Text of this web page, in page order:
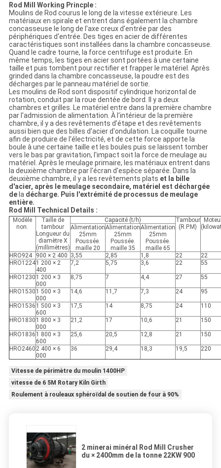
Rod Mill Working Princple :
Moulins de Rod courus le long de la vitesse extérieure. Les
matériaux en spirale et entrent dans également la chambre
concasseuse le long de l'axe creux d'entrée par des
périphériques d'entrée. Des tiges en acier de différentes
caractéristiques sont installées dans la chambre concasseuse.
Quand le cadre tourne, la force centrifuge est produite. En
même temps, les tiges en acier sont portées à une certaine
taille et puis tombent pour rectifier et frapper le matériel. Après
grinded dans la chambre concasseuse, la poudre est des
décharges par le panneau matériel de sortie.
Les moulins de Rod sont dispositif cylindrique horizontal de
rotation, conduit par la roue dentée de bord. Il y a deux
chambres et grilles. Le matériel entre dans la première chambre
par l'admission de alimentation. À l'intérieur de la première
chambre, il y a des revêtements d'étape et des revêtements
aussi bien que des billes d'acier d'ondulation. La coquille tourne
afin de produire de l'électricité, et de cette force apporte la
boule à une certaine taille et les boules puis se laissent tomber
vers le bas par gravitation, l'impact soit la force de meulage au
matériel. Après le meulage primaire, les matériaux entrent dans
la deuxième chambre par l'écran d'espèce séparée. Dans la
deuxième chambre, il y a les revêtements plats et la bille
d'acier, après le meulage secondaire, matériel est déchargée
dela décharge. Puis l'extrémité de processus de meulage
entière.
Rod Mill Technical Details :
Modèle
non.
Taille de
tambour
Longueur du
diamètre X
(millimètres)
Capacité (t/h)
Tambour
(R.P.M)
Alimentation
25mm
Poussée.
maille 20
Alimentation
25mm
Poussée.
maille 35
Alimentation
25mm
Poussée.
maille 65
HRO924
900 × 2 400 3,55 2,85 1,8 22
22
HRO12241 200 × 2
400
7,2 5,75 3,6 22 55
HRO1230 1 200 × 3
000
8,75 7 4,4 27 55
HRO1530 1 500 × 3
000
14,6 11,7 7,3 24 95
HRO1536 1 500 × 3
600
17,5 14 8,75 24 110
HRO1830 1 800 × 3
000
21,2 17 10,6 21 150
HRO1836 1 800 × 3
600
25,6 20,5 12,8 21 150
HRO2460 2 400 × 6
000
36 29,4 18,3 19,5 220
Vitesse de périmètre du moulin 1400HP
vitesse de 6 5M Rotary Kiln Girth
Roulement à rouleaux sphéroïdal de soutien de four à 90%
2 minerai minéral Rod Mill Crusher
du × 2400mm de la tonne 22KW 900